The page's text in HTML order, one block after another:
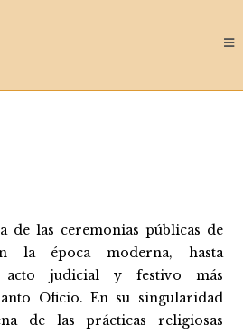
de las ceremonias públicas de
la época moderna, hasta
judicial y festivo más
Oficio. En su singularidad
de las prácticas religiosas